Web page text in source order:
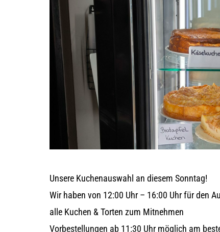
Unsere Kuchenauswahl an diesem Sonntag!
Wir haben von 12:00 Uhr – 16:00 Uhr für den
alle Kuchen & Torten zum Mitnehmen
Vorbestellungen ab 11:30 Uhr möglich am